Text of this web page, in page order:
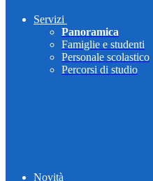
Servizi
Panoramica
Famiglie e studenti
Personale scolastico
Percorsi di studio
Novità